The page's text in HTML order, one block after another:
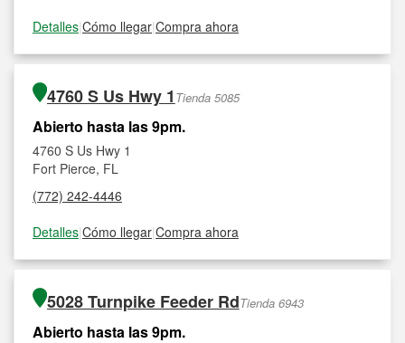
Detalles|Cómo llegar|Compra ahora
4760 S Us Hwy 1 Tienda 5085
Abierto hasta las 9pm.
4760 S Us Hwy 1
Fort Pierce, FL
(772) 242-4446
Detalles|Cómo llegar|Compra ahora
5028 Turnpike Feeder RdTienda 6943
Abierto hasta las 9pm.